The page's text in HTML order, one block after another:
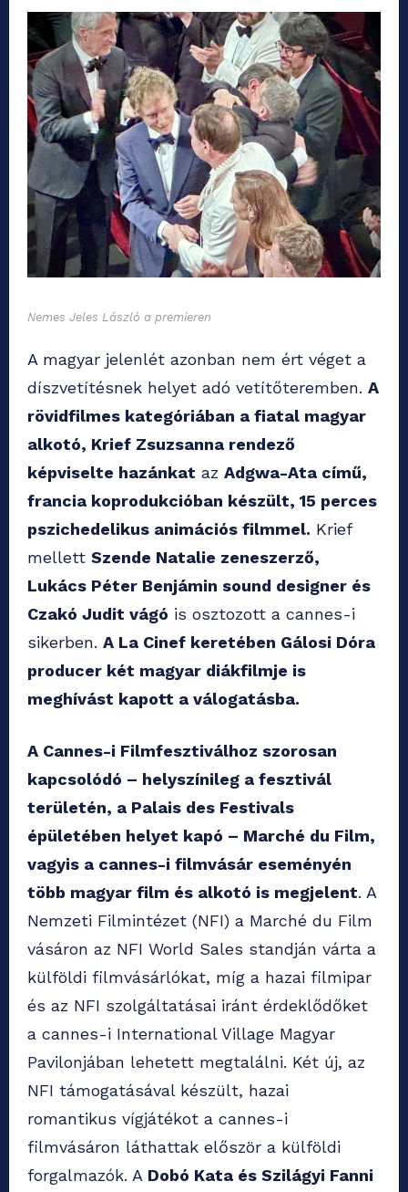
Nemes Jeles László a premieren
A magyar jelenlét azonban nem ért véget a
díszvetítésnek helyet adó vetítőteremben. A
rövidfilmes kategóriában a fiatal magyar
alkotó, Krief Zsuzsanna rendező
képviselte hazánkat az Adgwa-Ata című,
francia koprodukcióban készült, 15 perces
pszichedelikus animációs filmmel. Krief
mellett Szende Natalie zeneszerző,
Lukács Péter Benjámin sound designer és
Czakó Judit vágó is osztozott a cannes-i
sikerben. A La Cinef keretében Gálosi Dóra
producer két magyar diákfilmje is
meghívást kapott a válogatásba.
A Cannes-i Filmfesztiválhoz szorosan
kapcsolódó – helyszínileg a fesztivál
területén, a Palais des Festivals
épületében helyet kapó – Marché du Film,
vagyis a cannes-i filmvásár eseményén
több magyar film és alkotó is megjelent. A
Nemzeti Filmintézet (NFI) a Marché du Film
vásáron az NFI World Sales standján várta a
külföldi filmvásárlókat, míg a hazai filmipar
és az NFI szolgáltatásai iránt érdeklődőket
a cannes-i International Village Magyar
Pavilonjában lehetett megtalálni. Két új, az
NFI támogatásával készült, hazai
romantikus vígjátékot a cannes-i
filmvásáron láthattak először a külföldi
forgalmazók. A Dobó Kata és Szilágyi Fanni